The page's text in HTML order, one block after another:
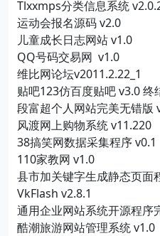
Tlxxmps分类信息系统
运动会报名源码 v2.0
儿童成长日志网站 v1.0
QQ号码交易网 v1.0
维比网论坛v2011.2.22_1
贴吧123仿百度贴吧 v3.0 终
段富超个人网站完美无错版
风渡网上购物系统 v11.220
38搞笑网数据采集程序 v0.1
110家教网 v1.0
县市加关键字生成静态页面
VkFlash v2.8.1
通用企业网站系统开源程序
酷潮旅游网站管理系统 v1.0